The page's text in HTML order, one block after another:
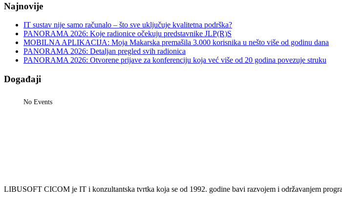
Najnovije
IT sustav nije samo računalo – što sve uključuje kvalitetna podrška?
PANORAMA 2026: Koje radionice očekuju predstavnike JLP(R)S
MOBILNA APLIKACIJA: Moja Makarska premašila 3.000 korisnika u nešto više od godinu dana
PANORAMA 2026: Detaljan pregled svih radionica
PANORAMA 2026: Otvorene prijave za konferenciju koja već više od 20 godina povezuje struku
Događaji
No Events
LIBUSOFT CICOM je IT i konzultantska tvrtka koja se od 1992. godine bavi razvojem i održavanjem